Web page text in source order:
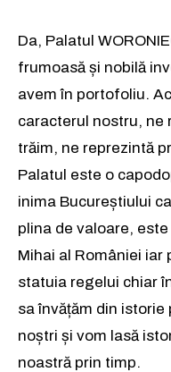
Da, Palatul
frumoasă și nobilă
avem în portofoliu.
caracterul nostru, ne
trăim, ne reprezintă
Palatul este o
inima Bucureștiului
plina de valoare,
Mihai al României iar
statuia regelui chiar
sa învățăm din
noștri și vom lasă
noastră prin timp.